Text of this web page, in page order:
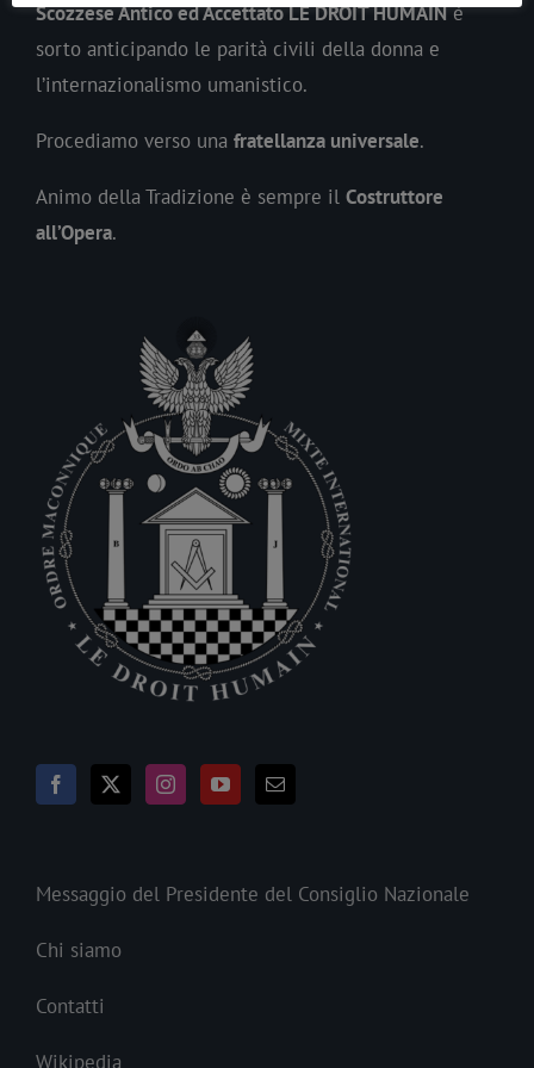
Scozzese Antico ed Accettato LE DROIT HUMAINè
sorto anticipando le parità civili della donna e
l’internazionalismo umanistico.
Procediamo verso una fratellanza universale.
Animo della Tradizione è sempre il Costruttore
all’Opera.
Messaggio del Presidente del Consiglio Nazionale
Chi siamo
Contatti
Wikipedia